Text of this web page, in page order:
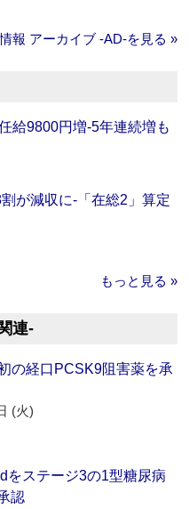
報 アーカイブ ‐AD‐を見る »
給9800円増‐5年連続増も
が減収に‐「在総2」算定
もっと見る »
連‐
の経口PCSK9阻害薬を承
(火)
をステージ3の1型糖尿病
認